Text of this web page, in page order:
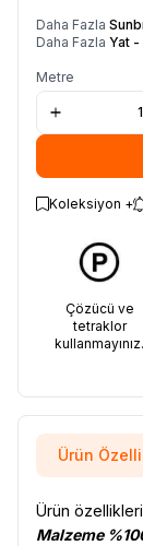
Daha Fazla
Daha Fazla Yat -
Metre
Koleksiyon +
Çözücü ve
tetraklor
kullanmayınız.
Ürün
Ürün özellikleri
Malzeme